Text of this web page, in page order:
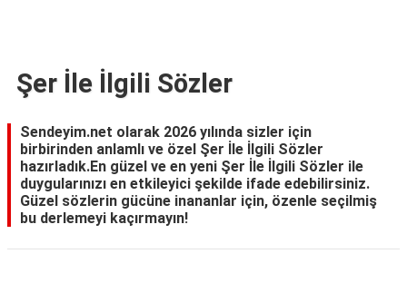
Şer İle İlgili Sözler
Sendeyim.net olarak 2026 yılında sizler için
birbirinden anlamlı ve özel Şer İle İlgili Sözler
hazırladık.En güzel ve en yeni Şer İle İlgili Sözler ile
duygularınızı en etkileyici şekilde ifade edebilirsiniz.
Güzel sözlerin gücüne inananlar için, özenle seçilmiş
bu derlemeyi kaçırmayın!